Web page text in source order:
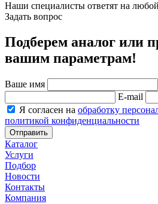
Наши специалисты ответят на
Задать вопрос
Подберем аналог или
вашим параметрам!
Ваше имя
E-mail
Я согласен на обработку
политикой конфиденциальности
Отправить
Каталог
Услуги
Подбор
Новости
Контакты
Компания